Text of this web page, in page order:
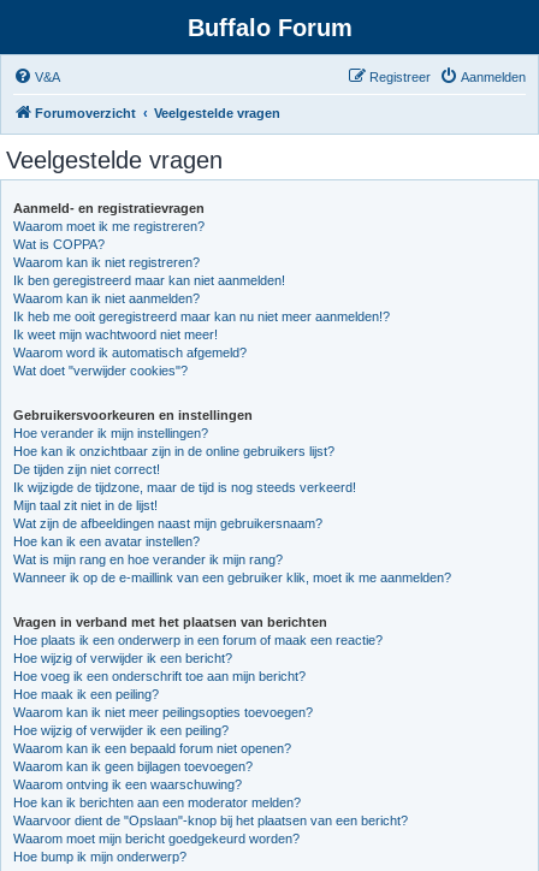
Buffalo Forum
V&A Aanmelden
Registreer
Forumoverzicht Veelgestelde vragen
Veelgestelde vragen
Aanmeld- en registratievragen
Waarom moet ik me registreren?
Wat is COPPA?
Waarom kan ik niet registreren?
Ik ben geregistreerd maar kan niet aanmelden!
Waarom kan ik niet aanmelden?
Ik heb me ooit geregistreerd maar kan nu niet meer aanmelden!?
Ik weet mijn wachtwoord niet meer!
Waarom word ik automatisch afgemeld?
Wat doet "verwijder cookies"?
Gebruikersvoorkeuren en instellingen
Hoe verander ik mijn instellingen?
Hoe kan ik onzichtbaar zijn in de online gebruikers lijst?
De tijden zijn niet correct!
Ik wijzigde de tijdzone, maar de tijd is nog steeds verkeerd!
Mijn taal zit niet in de lijst!
Wat zijn de afbeeldingen naast mijn gebruikersnaam?
Hoe kan ik een avatar instellen?
Wat is mijn rang en hoe verander ik mijn rang?
Wanneer ik op de e-maillink van een gebruiker klik, moet ik me aanmelden?
Vragen in verband met het plaatsen van berichten
Hoe plaats ik een onderwerp in een forum of maak een reactie?
Hoe wijzig of verwijder ik een bericht?
Hoe voeg ik een onderschrift toe aan mijn bericht?
Hoe maak ik een peiling?
Waarom kan ik niet meer peilingsopties toevoegen?
Hoe wijzig of verwijder ik een peiling?
Waarom kan ik een bepaald forum niet openen?
Waarom kan ik geen bijlagen toevoegen?
Waarom ontving ik een waarschuwing?
Hoe kan ik berichten aan een moderator melden?
Waarvoor dient de "Opslaan"-knop bij het plaatsen van een bericht?
Waarom moet mijn bericht goedgekeurd worden?
Hoe bump ik mijn onderwerp?